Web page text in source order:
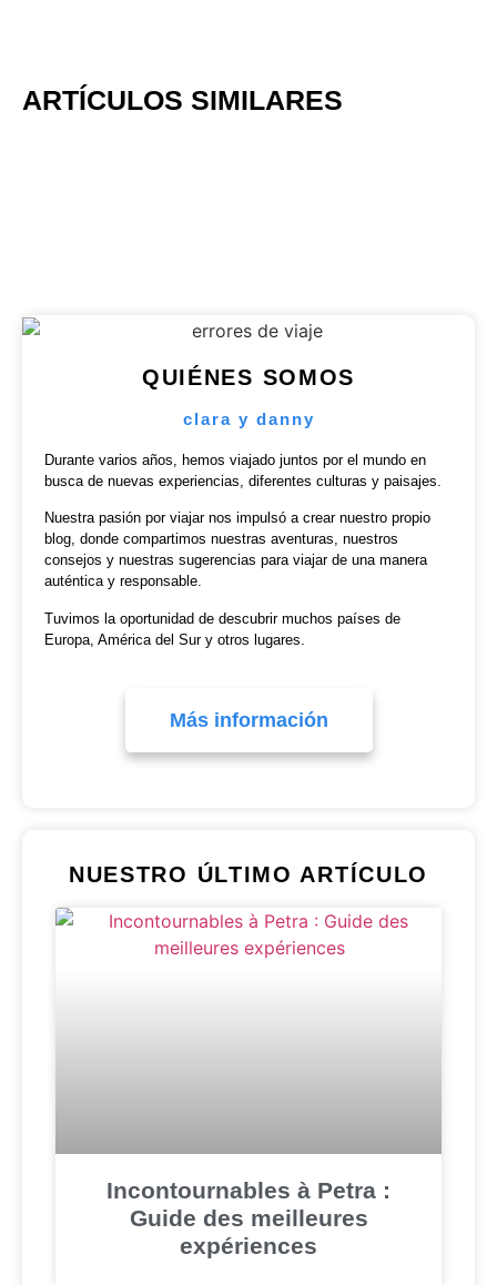
ARTÍCULOS SIMILARES
QUIÉNES SOMOS
clara y danny
Durante varios años, hemos viajado juntos por el mundo en
busca de nuevas experiencias, diferentes culturas y paisajes.
Nuestra pasión por viajar nos impulsó a crear nuestro propio
blog, donde compartimos nuestras aventuras, nuestros
consejos y nuestras sugerencias para viajar de una manera
auténtica y responsable.
Tuvimos la oportunidad de descubrir muchos países de
Europa, América del Sur y otros lugares.
Más información
NUESTRO ÚLTIMO ARTÍCULO
Incontournables à Petra :
Guide des meilleures
expériences